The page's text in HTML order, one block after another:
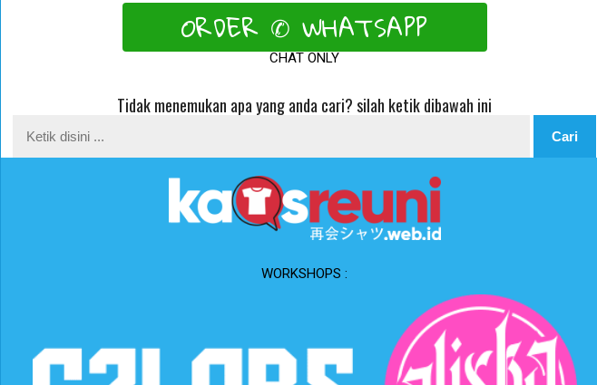
ORDER ✆ WHATSAPP
CHAT ONLY
Tidak menemukan apa yang anda cari? silah ketik dibawah ini
WORKSHOPS :